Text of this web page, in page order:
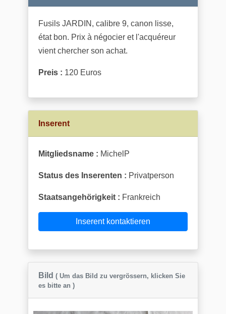
Fusils JARDIN, calibre 9, canon lisse,
état bon. Prix à négocier et l'acquéreur
vient chercher son achat.
Preis : 120 Euros
Inserent
Mitgliedsname : MichelP
Status des Inserenten : Privatperson
Staatsangehörigkeit : Frankreich
Inserent kontaktieren
Bild ( Um das Bild zu vergrössern, klicken Sie
es bitte an )